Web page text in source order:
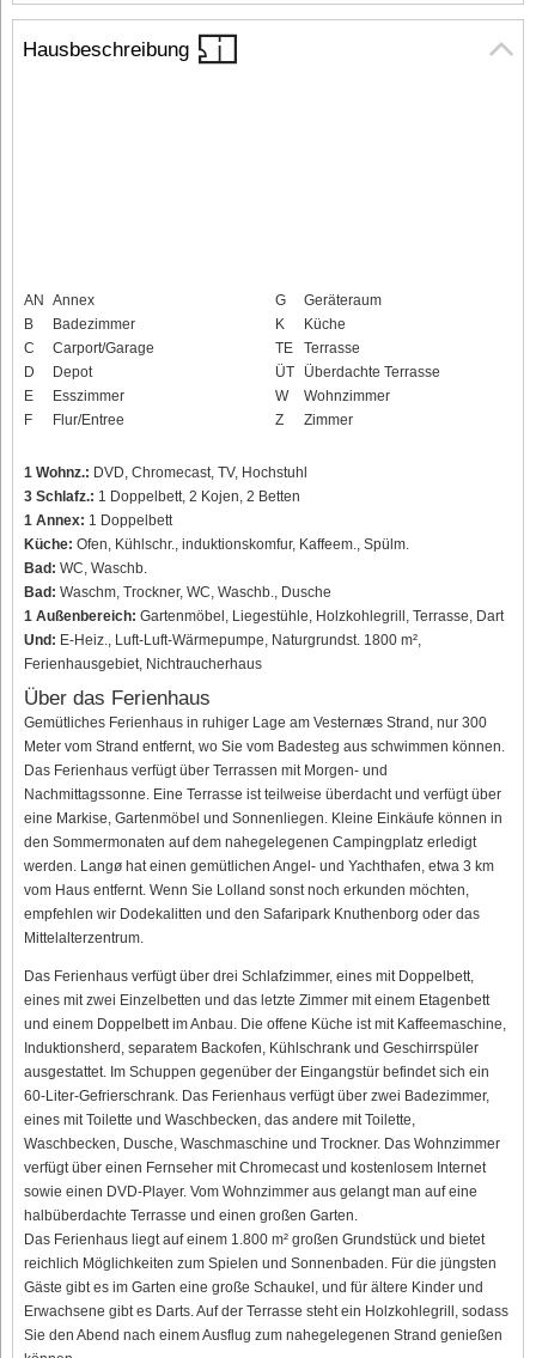
Hausbeschreibung
AN Annex
B
Badezimmer
C
Carport/Garage
D
Depot
E
Esszimmer
F
Flur/Entree
G
Geräteraum
K
Küche
TE
Terrasse
ÜT
Überdachte Terrasse
W
Wohnzimmer
Z
Zimmer
1 Wohnz.: DVD, Chromecast, TV, Hochstuhl
3 Schlafz.: 1 Doppelbett, 2 Kojen, 2 Betten
1 Annex: 1 Doppelbett
Küche: Ofen, Kühlschr., induktionskomfur, Kaffeem., Spülm.
Bad: WC, Waschb.
Bad: Waschm, Trockner, WC, Waschb., Dusche
1 Außenbereich: Gartenmöbel, Liegestühle, Holzkohlegrill, Terrasse, Dart
Und: E-Heiz., Luft-Luft-Wärmepumpe, Naturgrundst. 1800 m²,
Ferienhausgebiet, Nichtraucherhaus
Über das Ferienhaus
Gemütliches Ferienhaus in ruhiger Lage am Vesternæs Strand, nur 300
Meter vom Strand entfernt, wo Sie vom Badesteg aus schwimmen können.
Das Ferienhaus verfügt über Terrassen mit Morgen- und
Nachmittagssonne. Eine Terrasse ist teilweise überdacht und verfügt über
eine Markise, Gartenmöbel und Sonnenliegen. Kleine Einkäufe können in
den Sommermonaten auf dem nahegelegenen Campingplatz erledigt
werden. Langø hat einen gemütlichen Angel- und Yachthafen, etwa 3 km
vom Haus entfernt. Wenn Sie Lolland sonst noch erkunden möchten,
empfehlen wir Dodekalitten und den Safaripark Knuthenborg oder das
Mittelalterzentrum.
Das Ferienhaus verfügt über drei Schlafzimmer, eines mit Doppelbett,
eines mit zwei Einzelbetten und das letzte Zimmer mit einem Etagenbett
und einem Doppelbett im Anbau. Die offene Küche ist mit Kaffeemaschine,
Induktionsherd, separatem Backofen, Kühlschrank und Geschirrspüler
ausgestattet. Im Schuppen gegenüber der Eingangstür befindet sich ein
60-Liter-Gefrierschrank. Das Ferienhaus verfügt über zwei Badezimmer,
eines mit Toilette und Waschbecken, das andere mit Toilette,
Waschbecken, Dusche, Waschmaschine und Trockner. Das Wohnzimmer
verfügt über einen Fernseher mit Chromecast und kostenlosem Internet
sowie einen DVD-Player. Vom Wohnzimmer aus gelangt man auf eine
halbüberdachte Terrasse und einen großen Garten.
Das Ferienhaus liegt auf einem 1.800 m² großen Grundstück und bietet
reichlich Möglichkeiten zum Spielen und Sonnenbaden. Für die jüngsten
Gäste gibt es im Garten eine große Schaukel, und für ältere Kinder und
Erwachsene gibt es Darts. Auf der Terrasse steht ein Holzkohlegrill, sodass
Sie den Abend nach einem Ausflug zum nahegelegenen Strand genießen